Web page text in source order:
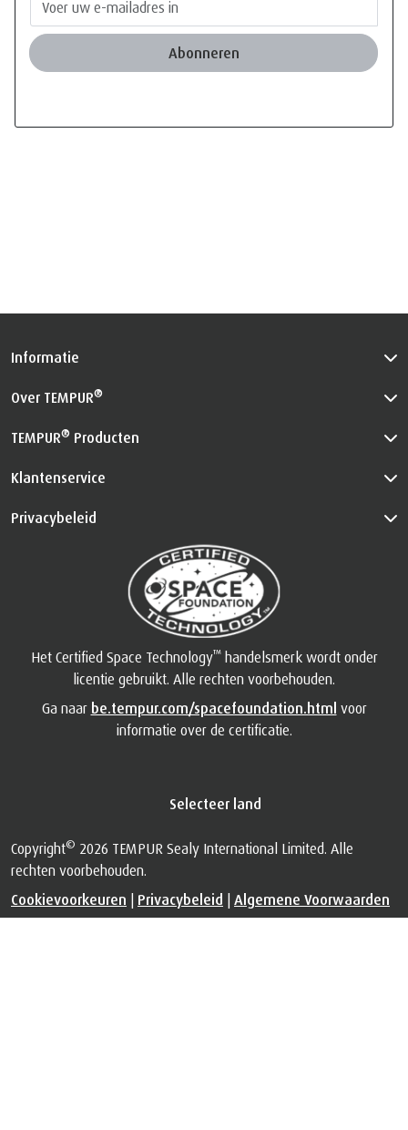
Abonneren
Informatie
Over TEMPUR®
TEMPUR® Producten
Klantenservice
Privacybeleid
Het Certified Space Technology™handelsmerk wordt onder
licentie gebruikt. Alle rechten voorbehouden.
Ga naar be.tempur.com/spacefoundation.html voor
informatie over de certificatie.
Selecteer land
Copyright© 2026 TEMPUR Sealy International Limited. Alle
rechten voorbehouden.
Cookievoorkeuren | Privacybeleid | Algemene Voorwaarden